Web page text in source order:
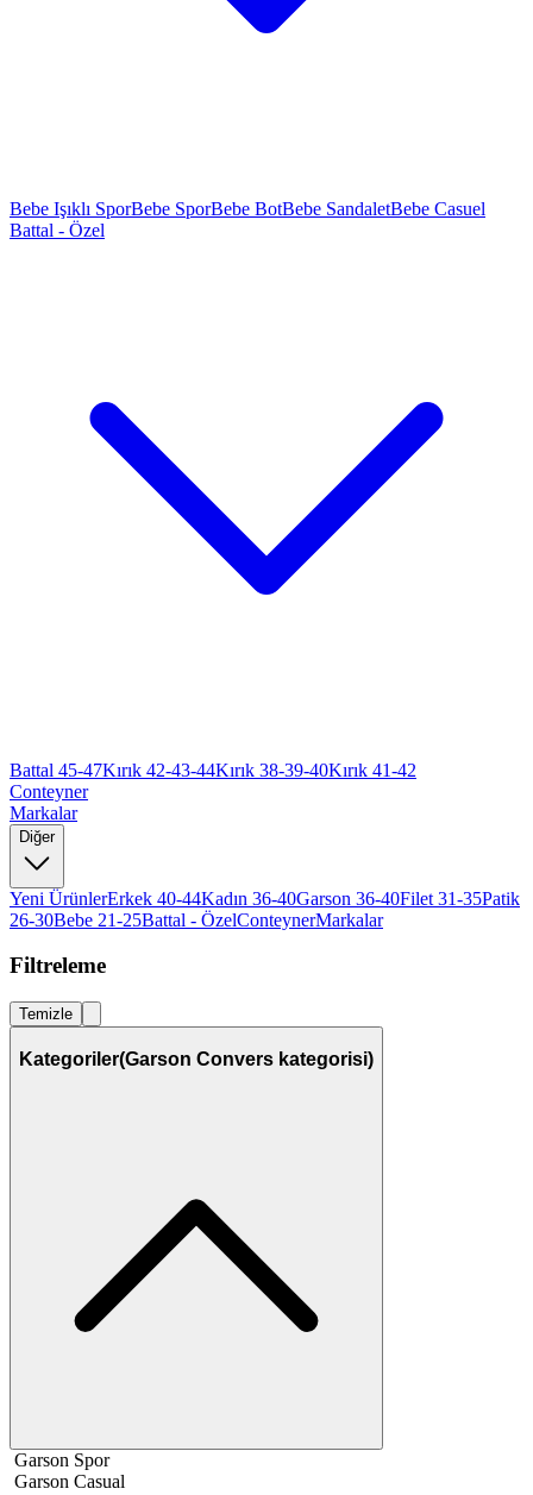
Bebe Işıklı SporBebe SporBebe BotBebe SandaletBebe Casuel
Battal - Özel
Battal 45-47Kırık 42-43-44Kırık 38-39-40Kırık 41-42
Conteyner
Markalar
Diğer
Yeni ÜrünlerErkek 40-44Kadın 36-40Garson 36-40Filet 31-35Patik
26-30Bebe 21-25Battal - ÖzelConteynerMarkalar
Filtreleme
Temizle
Kategoriler(Garson Convers kategorisi)
Garson Spor
Garson Casual